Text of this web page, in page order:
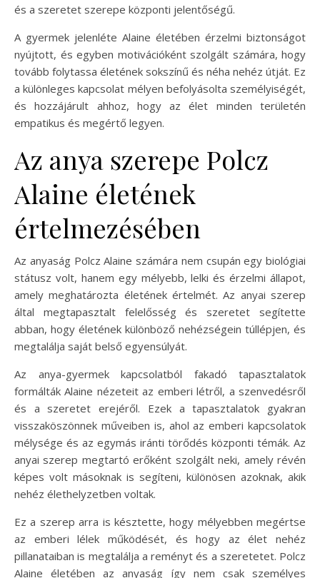
és a szeretet szerepe központi jelentőségű.
A gyermek jelenléte Alaine életében érzelmi biztonságot
nyújtott, és egyben motivációként szolgált számára, hogy
tovább folytassa életének sokszínű és néha nehéz útját. Ez
a különleges kapcsolat mélyen befolyásolta személyiségét,
és hozzájárult ahhoz, hogy az élet minden területén
empatikus és megértő legyen.
Az anya szerepe Polcz
Alaine életének
értelmezésében
Az anyaság Polcz Alaine számára nem csupán egy biológiai
státusz volt, hanem egy mélyebb, lelki és érzelmi állapot,
amely meghatározta életének értelmét. Az anyai szerep
által megtapasztalt felelősség és szeretet segítette
abban, hogy életének különböző nehézségein túllépjen, és
megtalálja saját belső egyensúlyát.
Az anya-gyermek kapcsolatból fakadó tapasztalatok
formálták Alaine nézeteit az emberi létről, a szenvedésről
és a szeretet erejéről. Ezek a tapasztalatok gyakran
visszaköszönnek műveiben is, ahol az emberi kapcsolatok
mélysége és az egymás iránti törődés központi témák. Az
anyai szerep megtartó erőként szolgált neki, amely révén
képes volt másoknak is segíteni, különösen azoknak, akik
nehéz élethelyzetben voltak.
Ez a szerep arra is késztette, hogy mélyebben megértse
az emberi lélek működését, és hogy az élet nehéz
pillanataiban is megtalálja a reményt és a szeretetet. Polcz
Alaine életében az anyaság így nem csak személyes